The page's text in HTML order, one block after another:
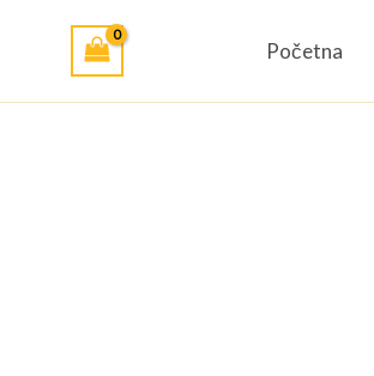
Početna